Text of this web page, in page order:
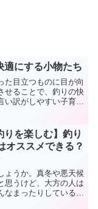
適にする小物たち
た目立つものに目が向
せることで、釣りの快
訳がしやすい子育て
りを楽しむ】釣り
オススメできる？
ょうか。真冬や悪天候
思うけど、大方の人は
なまったりしていると